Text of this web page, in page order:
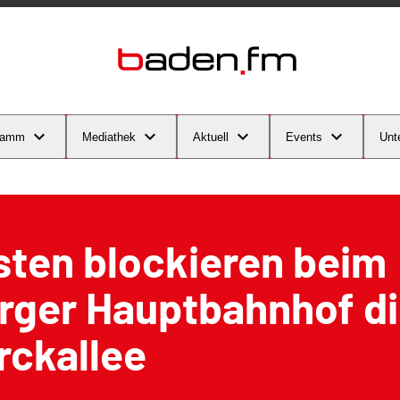
Mediathek Aktuell Events
blockieren beim
Hauptbahnhof